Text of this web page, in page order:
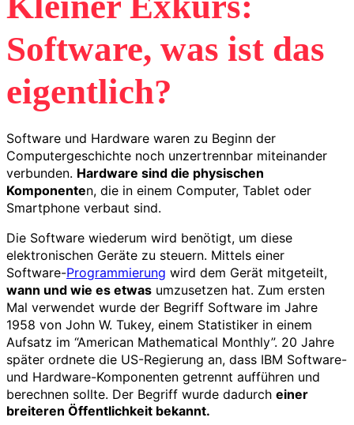
Software, was ist das
eigentlich?
Software und Hardware waren zu Beginn der
Computergeschichte noch unzertrennbar miteinander
verbunden. Hardware sind die physischen
Komponenten, die in einem Computer, Tablet oder
Smartphone verbaut sind.
Die Software wiederum wird benötigt, um diese
elektronischen Geräte zu steuern. Mittels einer
Software-Programmierung wird dem Gerät mitgeteilt,
wann und wie es etwas umzusetzen hat. Zum ersten
Mal verwendet wurde der Begriff Software im Jahre
1958 von John W. Tukey, einem Statistiker in einem
Aufsatz im “American Mathematical Monthly”. 20 Jahre
später ordnete die US-Regierung an, dass IBM Software-
und Hardware-Komponenten getrennt aufführen und
berechnen sollte. Der Begriff wurde dadurch einer
breiteren Öffentlichkeit bekannt.